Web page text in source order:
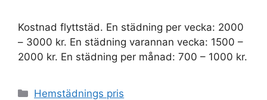
Kostnad flyttstäd. En städning per vecka: 2000
– 3000 kr. En städning varannan vecka: 1500 –
2000 kr. En städning per månad: 700 – 1000 kr.
Kategorier
Hemstädnings pris